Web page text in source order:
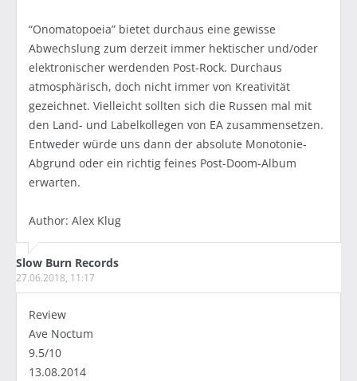
“Onomatopoeia” bietet durchaus eine gewisse
Abwechslung zum derzeit immer hektischer und/oder
elektronischer werdenden Post-Rock. Durchaus
atmosphärisch, doch nicht immer von Kreativität
gezeichnet. Vielleicht sollten sich die Russen mal mit
den Land- und Labelkollegen von EA zusammensetzen.
Entweder würde uns dann der absolute Monotonie-
Abgrund oder ein richtig feines Post-Doom-Album
erwarten.
Author: Alex Klug
Slow Burn Records
27.06.2018, 11:17
Review
Ave Noctum
9.5/10
13.08.2014